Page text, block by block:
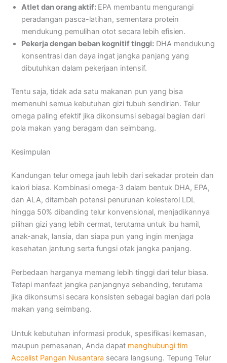
Atlet dan orang aktif: EPA membantu mengurangi
peradangan pasca-latihan, sementara protein
mendukung pemulihan otot secara lebih efisien.
Pekerja dengan beban kognitif tinggi: DHA mendukung
konsentrasi dan daya ingat jangka panjang yang
dibutuhkan dalam pekerjaan intensif.
Tentu saja, tidak ada satu makanan pun yang bisa
memenuhi semua kebutuhan gizi tubuh sendirian. Telur
omega paling efektif jika dikonsumsi sebagai bagian dari
pola makan yang beragam dan seimbang.
Kesimpulan
Kandungan telur omega jauh lebih dari sekadar protein dan
kalori biasa. Kombinasi omega-3 dalam bentuk DHA, EPA,
dan ALA, ditambah potensi penurunan kolesterol LDL
hingga 50% dibanding telur konvensional, menjadikannya
pilihan gizi yang lebih cermat, terutama untuk ibu hamil,
anak-anak, lansia, dan siapa pun yang ingin menjaga
kesehatan jantung serta fungsi otak jangka panjang.
Perbedaan harganya memang lebih tinggi dari telur biasa.
Tetapi manfaat jangka panjangnya sebanding, terutama
jika dikonsumsi secara konsisten sebagai bagian dari pola
makan yang seimbang.
Untuk kebutuhan informasi produk, spesifikasi kemasan,
maupun pemesanan, Anda dapat menghubungi tim
Accelist Pangan Nusantara secara langsung. Tepung Telur